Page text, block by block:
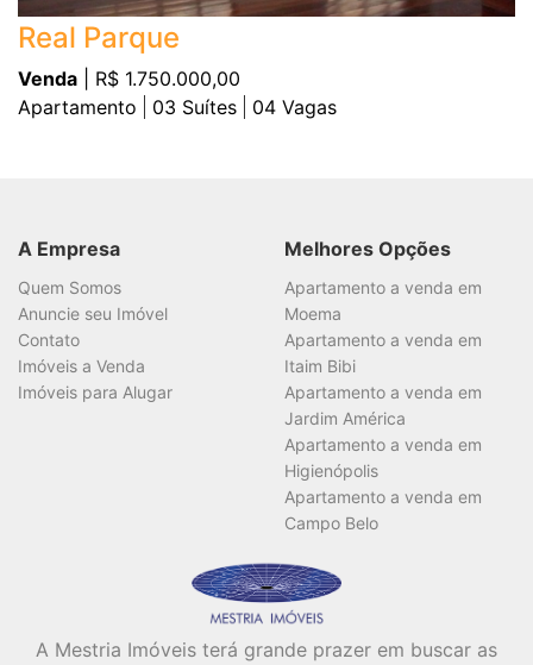
Real Parque
Venda | R$ 1.750.000,00
Apartamento
03 Suítes 04 Vagas
A Empresa
Quem Somos
Anuncie seu Imóvel
Contato
Imóveis a Venda
Imóveis para Alugar
Melhores Opções
Apartamento a venda em
Moema
Apartamento a venda em
Itaim Bibi
Apartamento a venda em
Jardim América
Apartamento a venda em
Higienópolis
Apartamento a venda em
Campo Belo
A Mestria Imóveis terá grande prazer em buscar as